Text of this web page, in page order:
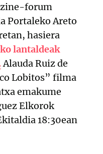
zine-forum
Portaleko Areto
hasiera
lantaldeak
Alauda Ruiz de
Lobitos” filma
emakume
Elkorok
18:30ean